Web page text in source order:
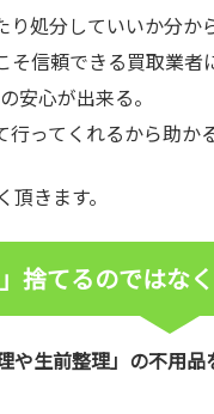
処分していいか分か
信頼できる買取業者
安心が出来る。
ってくれるから助かる
きます。
捨てるのではな
や生前整理」の不用品